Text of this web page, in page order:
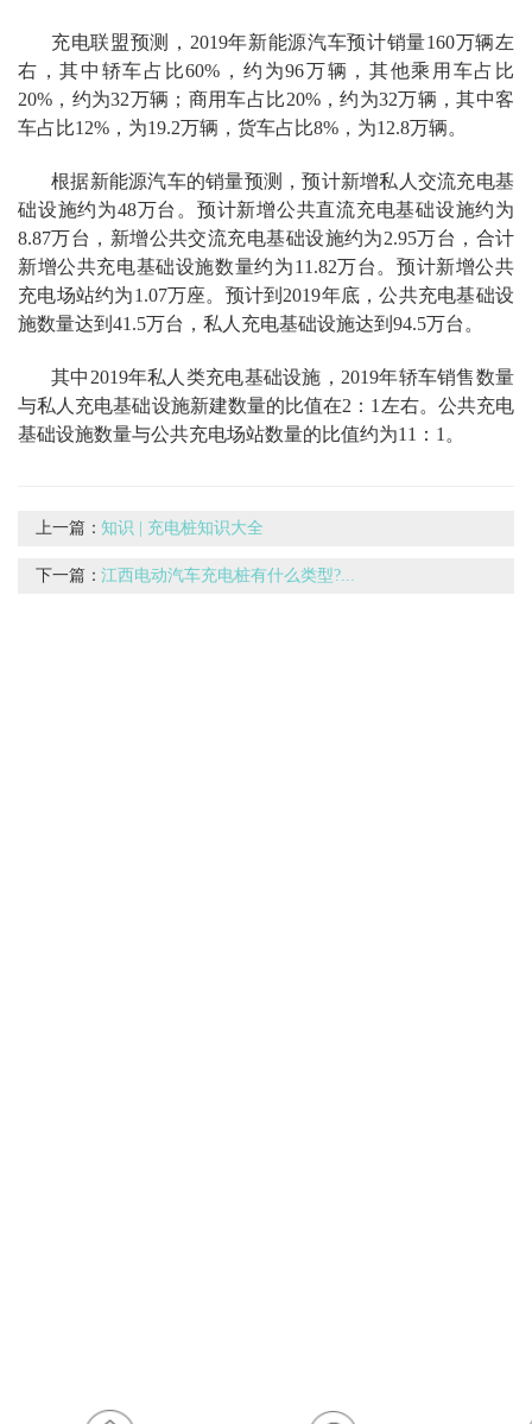
充电联盟预测，2019年新能源汽车预计销量160万辆左
右，其中轿车占比60%，约为96万辆，其他乘用车占比
20%，约为32万辆；商用车占比20%，约为32万辆，其中客
车占比12%，为19.2万辆，货车占比8%，为12.8万辆。
根据新能源汽车的销量预测，预计新增私人交流充电基
础设施约为48万台。预计新增公共直流充电基础设施约为
8.87万台，新增公共交流充电基础设施约为2.95万台，合计
新增公共充电基础设施数量约为11.82万台。预计新增公共
充电场站约为1.07万座。预计到2019年底，公共充电基础设
施数量达到41.5万台，私人充电基础设施达到94.5万台。
其中2019年私人类充电基础设施，2019年轿车销售数量
与私人充电基础设施新建数量的比值在2：1左右。公共充电
基础设施数量与公共充电场站数量的比值约为11：1。
上一篇：知识 | 充电桩知识大全
下一篇：江西电动汽车充电桩有什么类型?...